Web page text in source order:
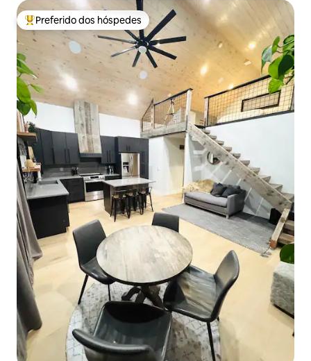
Entre os melhores preferidos dos hóspedes
Preferido dos hóspedes